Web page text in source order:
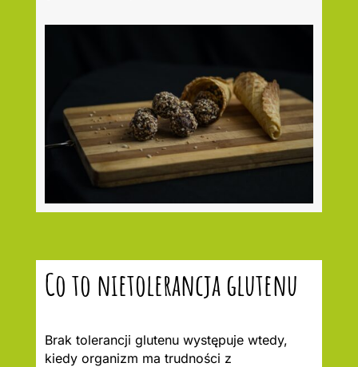
Co to nietolerancja glutenu
Brak tolerancji glutenu występuje wtedy,
kiedy organizm ma trudności z